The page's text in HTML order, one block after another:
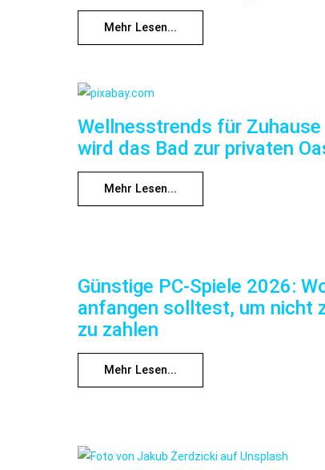
Mehr Lesen...
Wellnesstrends für
wird das Bad zur privaten
Mehr Lesen...
Günstige PC-Spiele 2026:
anfangen solltest, um nicht
zu zahlen
Mehr Lesen...